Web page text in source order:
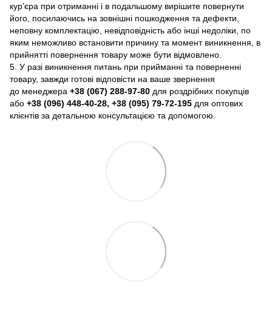
кур’єра при отриманні і в подальшому вирішите повернути
його, посилаючись на зовнішні пошкодження та дефекти,
неповну комплектацію, невідповідність або інші недоліки, по
яким неможливо встановити причину та момент виникнення, в
прийнятті повернення товару може бути відмовлено.
5. У разі виникнення питань при прийманні та поверненні
товару, завжди готові відповісти на ваше звернення
до менеджера +38 (067) 288-97-80 для роздрібних покупців
або +38 (096) 448-40-28, +38 (095) 79-72-195 для оптових
клієнтів за детальною консультацією та допомогою.